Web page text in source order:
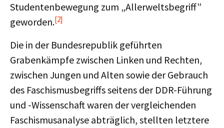
Studentenbewegung zum „Allerweltsbegriff”
geworden.[2]
Die in der Bundesrepublik geführten
Grabenkämpfe zwischen Linken und Rechten,
zwischen Jungen und Alten sowie der Gebrauch
des Faschismusbegriffs seitens der DDR-Führung
und -Wissenschaft waren der vergleichenden
Faschismusanalyse abträglich, stellten letztere